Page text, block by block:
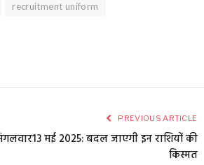
recruitment uniform
PREVIOUS ARTICLE
मई 2025: बदल जाएगी इन राशियों की
किस्मत